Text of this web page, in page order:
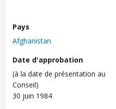
Pays
Afghanistan
Date d'approbation
(à la date de présentation au
Conseil)
30 juin 1984